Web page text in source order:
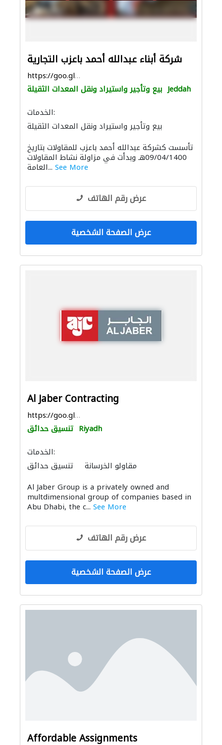
شركة أبناء عبدالله أحمد باعزب التجارية
https://goo.gl/maps/HS4jtS1ziWKYLKS17
بيع وتأجير واستيراد ونقل المعدات الثقيلة Jeddah
الخدمات:
بيع وتأجير واستيراد ونقل المعدات الثقيلة
تأسست كشركة عبدالله أحمد باعزب للمقاولات بتاريخ
09/04/1400هـ وبدأت في مزاولة نشاط المقاولات
العامة... See More
عرض رقم الهاتف
عرض الصفحة الشخصية
Al Jaber Contracting
https://goo.gl/maps/mKBsh317qFnTiCZz7
تنسيق حدائق Riyadh
الخدمات:
تنسيق حدائق
مقاولو الخرسانة
الحفريّات قواعد الأساس الصيانة الكهربائية
ميكانيكيون
Al Jaber Group is a privately owned and
multdimensional group of companies based in
Abu Dhabi, the c... See More
عرض رقم الهاتف
عرض الصفحة الشخصية
Affordable Assignments